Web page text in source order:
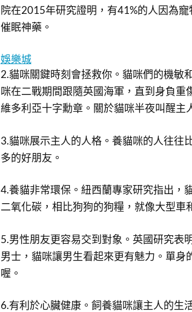
院在2015年研究證明，有41%的人因為
催眠神藥。
娛樂城
2.貓咪關鍵時刻會拯救你。貓咪們的機敏
咪在二戰期間跟隨英國海軍，直到身負
維多利亞十字勳章。關於貓咪半夜叫醒主
3.貓咪展示主人的人格。養貓咪的人往往
多的好朋友。
4.養貓非常環保。紐西蘭專家研究指出，
二氧化碳，相比狗狗的狗糧，就像大型車
5.男性朋友更容易交到對象。英國研究表
男士，貓咪讓男生看起來更有魅力。單
喔。
6.有利於心臟健康。飼養貓咪讓主人的生